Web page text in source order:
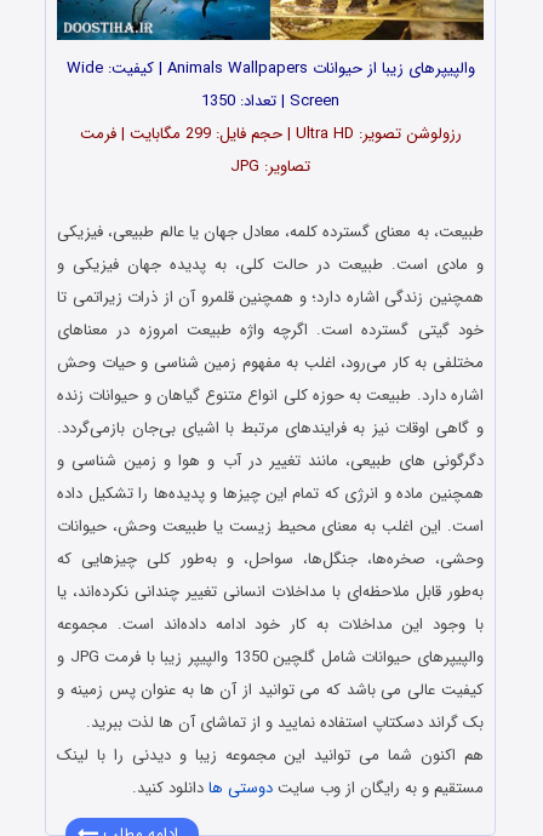
والپیپرهای زیبا از حیوانات Animals Wallpapers | کیفیت: Wide
Screen | تعداد: 1350
رزولوشن تصویر: Ultra HD | حجم فایل: 299 مگابایت | فرمت
تصاویر: JPG
طبیعت، به معنای گسترده کلمه، معادل جهان یا عالم طبیعی، فیزیکی
و مادی است. طبیعت در حالت کلی، به پدیده جهان فیزیکی و
همچنین زندگی اشاره دارد؛ و همچنین قلمرو آن از ذرات زیراتمی تا
خود گیتی گسترده‌ است. اگرچه واژه طبیعت امروزه در معناهای
مختلفی به کار می‌رود، اغلب به مفهوم زمین‌ شناسی و حیات وحش
اشاره دارد. طبیعت به حوزه کلی انواع متنوع گیاهان و حیوانات زنده
و گاهی اوقات نیز به فرایندهای مرتبط با اشیای بی‌جان بازمی‌گردد.
دگرگونی‌ های طبیعی، مانند تغییر در آب‌ و هوا و زمین‌ شناسی و
همچنین ماده و انرژی که تمام این چیزها و پدیده‌ها را تشکیل داده‌
است. این اغلب به معنای محیط زیست یا طبیعت وحش، حیوانات
وحشی، صخره‌ها، جنگل‌ها، سواحل، و به‌طور کلی چیزهایی که
به‌طور قابل ملاحظه‌ای با مداخلات انسانی تغییر چندانی نکرده‌اند، یا
با وجود این مداخلات به کار خود ادامه داده‌اند است. مجموعه
والپیپرهای حیوانات شامل گلچین 1350 والپیپر زیبا با فرمت JPG و
کیفیت عالی می باشد که می توانید از آن ها به عنوان پس زمینه و
بک گراند دسکتاپ استفاده نمایید و از تماشای آن ها لذت ببرید.
هم اکنون شما می توانید این مجموعه زیبا و دیدنی را با لینک
مستقیم و به رایگان از وب سایتدوستی هادانلود کنید.